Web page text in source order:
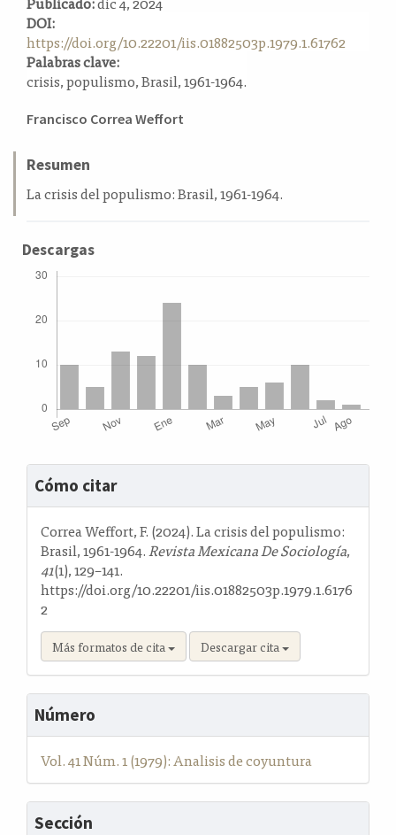
a
l
a
t
e
r
a
DOI:
https://doi.org/10.22201/iis.01882503p.1979.1.61762
Palabras clave:
crisis, populismo, Brasil, 1961-1964.
Contenido
del
artículo
Francisco Correa Weffort
Resumen
La crisis del populismo: Brasil, 1961-1964.
Descargas
Detalles
del
artículo
Cómo citar
Correa Weffort, F. (2024). La crisis del populismo:
Brasil, 1961-1964.Revista Mexicana De Sociología,
41(1), 129–141.
https://doi.org/10.22201/iis.01882503p.1979.1.6176
2
Más formatos de cita Descargar cita
Número
Vol. 41 Núm. 1 (1979): Analisis de coyuntura
Sección